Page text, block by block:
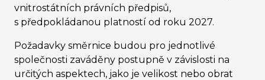
vnitrostátních právních předpisů,
s předpokládanou platností od roku 2027.
Požadavky směrnice budou pro jednotlivé
společnosti zaváděny postupně v závislosti na
určitých aspektech, jako je velikost nebo obrat